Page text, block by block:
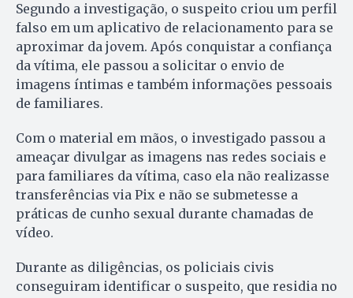
Segundo a investigação, o suspeito criou um perfil
falso em um aplicativo de relacionamento para se
aproximar da jovem. Após conquistar a confiança
da vítima, ele passou a solicitar o envio de
imagens íntimas e também informações pessoais
de familiares.
Com o material em mãos, o investigado passou a
ameaçar divulgar as imagens nas redes sociais e
para familiares da vítima, caso ela não realizasse
transferências via Pix e não se submetesse a
práticas de cunho sexual durante chamadas de
vídeo.
Durante as diligências, os policiais civis
conseguiram identificar o suspeito, que residia no